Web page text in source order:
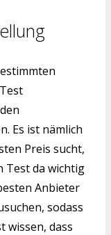
Es ist nämlich
Preis sucht,
Test da wichtig
Anbieter
sodass
wissen, dass